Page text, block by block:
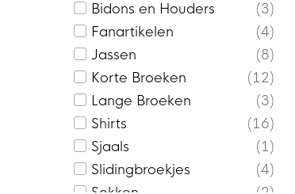
Bidons en Houders
3
Fanartikelen
4
Jassen
8
Korte Broeken
12
Lange Broeken
3
Shirts
16
Sjaals
1
Slidingbroekjes
4